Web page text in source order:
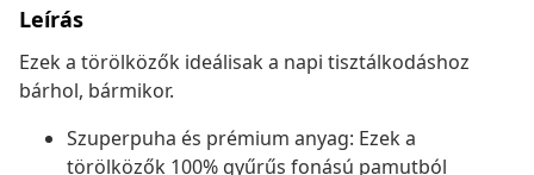
Leírás
Ezek a törölközők ideálisak a napi tisztálkodáshoz
bárhol, bármikor.
Szuperpuha és prémium anyag: Ezek a
törölközők 100% gyűrűs fonású pamutból